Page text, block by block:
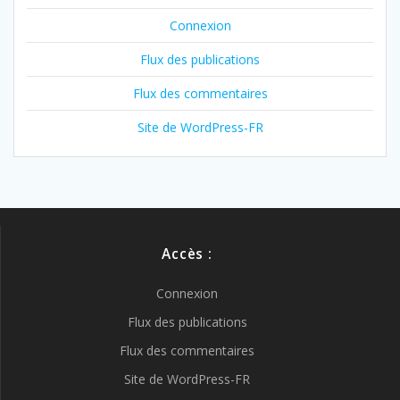
Connexion
Flux des publications
Flux des commentaires
Site de WordPress-FR
Accès :
Connexion
Flux des publications
Flux des commentaires
Site de WordPress-FR